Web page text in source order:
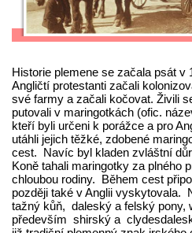
Historie plemene se začala psát
Angličtí protestanti začali
své farmy a začali kočovat. Živili
putovali v maringotkách (ofic.
kteří byli určeni k porážce a pro
utáhli jejich těžké, zdobené
cest. Navíc byl kladen zvláštní
Koně tahali maringotky za plného
chloubou rodiny. Během cest
později také v Anglii vyskytovala.
tažný kůň, daleský a felský pony,
především shirský a